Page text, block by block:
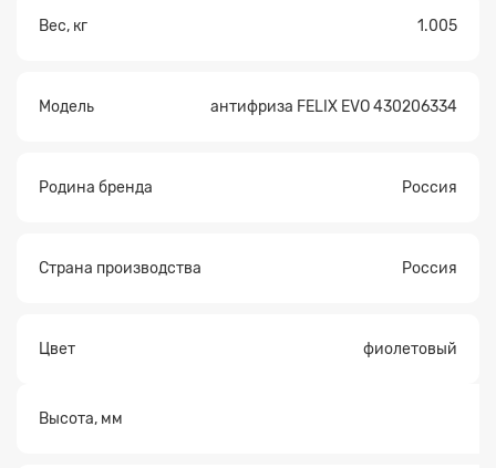
Вес, кг 1.005
Модель антифриза FELIX EVO 430206334
Родина бренда Россия
Страна производства Россия
Цвет фиолетовый
Высота, мм